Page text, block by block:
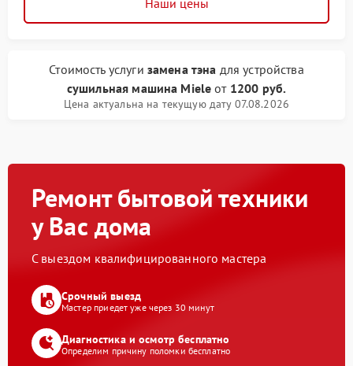
Наши цены
Стоимость услуги замена тэна для устройства
сушильная машина Miele от 1200 руб.
Цена актуальна на текущую дату 07.08.2026
Ремонт бытовой техники
у Вас дома
С выездом квалифицированного мастера
Срочный выезд
Мастер приедет уже через 30 минут
Диагностика и осмотр бесплатно
Определим причину поломки бесплатно